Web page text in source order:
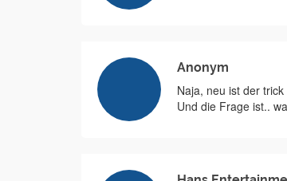
Anonym
Naja, neu ist der trick
Und die Frage ist..